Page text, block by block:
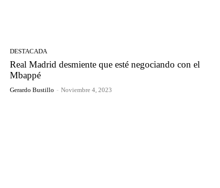
DESTACADA
Real Madrid desmiente que esté negociando con el
Mbappé
Gerardo Bustillo - Noviembre 4, 2023